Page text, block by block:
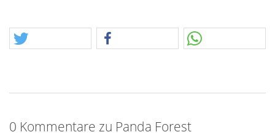
0 Kommentare zu Panda Forest